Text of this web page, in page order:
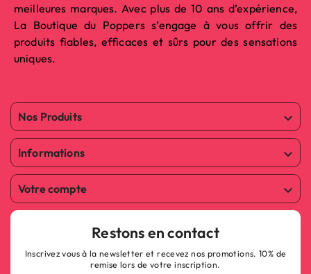
meilleures marques. Avec plus de 10 ans d’expérience,
La Boutique du Poppers s’engage à vous offrir des
produits fiables, efficaces et sûrs pour des sensations
uniques.
Nos Produits 
Informations 
Votre compte 
Restons en contact
Inscrivez vous à la newsletter et recevez nos promotions. 10% de
remise lors de votre inscription.